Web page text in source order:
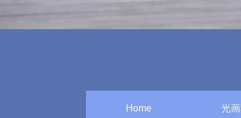
Home 光